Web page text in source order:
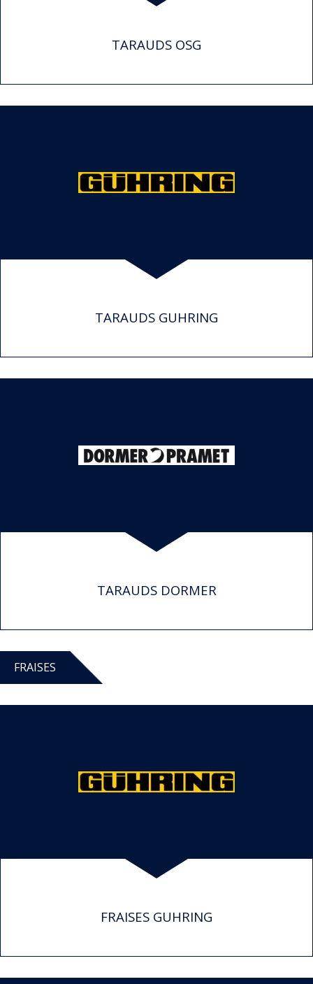
TARAUDS OSG
TARAUDS GUHRING
TARAUDS DORMER
FRAISES
FRAISES GUHRING